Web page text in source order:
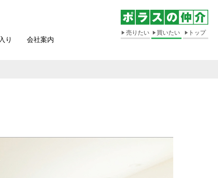
り 会社案内
売りたい 買いたい トップ